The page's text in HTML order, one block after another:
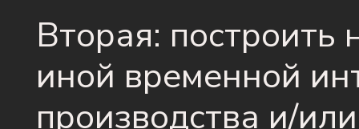
Вторая:
иной временной
производства и/